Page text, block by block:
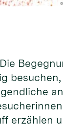
©
erzählen